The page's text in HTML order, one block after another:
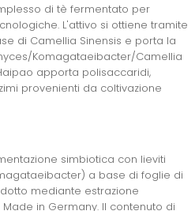
di tè fermentato per
L'attivo si ottiene tramite
di Camellia Sinensis e porta la
Komagataeibacter/Camellia
apporta polisaccaridi,
provenienti da coltivazione
simbiotica con lieviti
a base di foglie di
mediante estrazione
in Germany. Il contenuto di